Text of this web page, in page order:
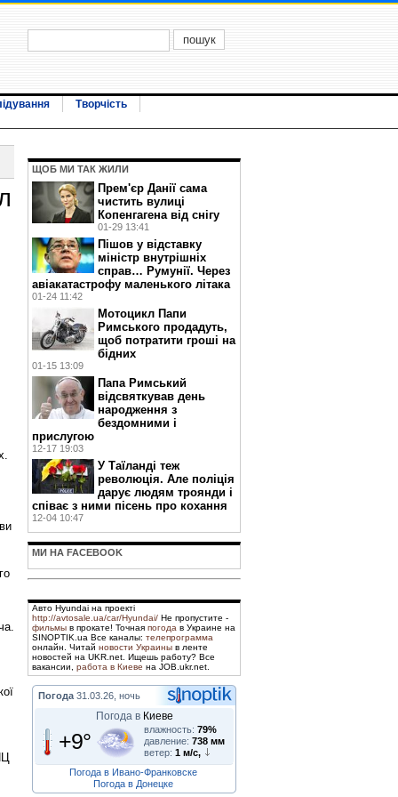
Творчість
ЩОБ МИ ТАК ЖИЛИ
Прем'єр Данії сама
чистить вулиці
Копенгагена від снігу
01-29 13:41
Пішов у відставку
міністр внутрішніх
справ… Румунії. Через
авіакатастрофу маленького літака
01-24 11:42
Мотоцикл Папи
Римського продадуть,
щоб потратити гроші на
бідних
01-15 13:09
Папа Римський
відсвяткував день
народження з
бездомними і
прислугою
12-17 19:03
У Таїланді теж
революція. Але поліція
дарує людям троянди і
співає з ними пісень про кохання
12-04 10:47
МИ НА FACEBOOK
Авто Hyundai на проекті
http://avtosale.ua/car/Hyundai/ Не пропустите -
фильмы в прокате! Точная погода в Украине на
SINOPTIK.ua Все каналы: телепрограмма
онлайн. Читай новости Украины в ленте
новостей на UKR.net. Ищешь работу? Все
вакансии, работа в Киеве на JOB.ukr.net.
Погода 31.03.26, ночь
Погода в Киеве
+9° влажность: 79%
давление: 738 мм
ветер: 1 м/с,
Погода в Ивано-Франковске
Погода в Донецке